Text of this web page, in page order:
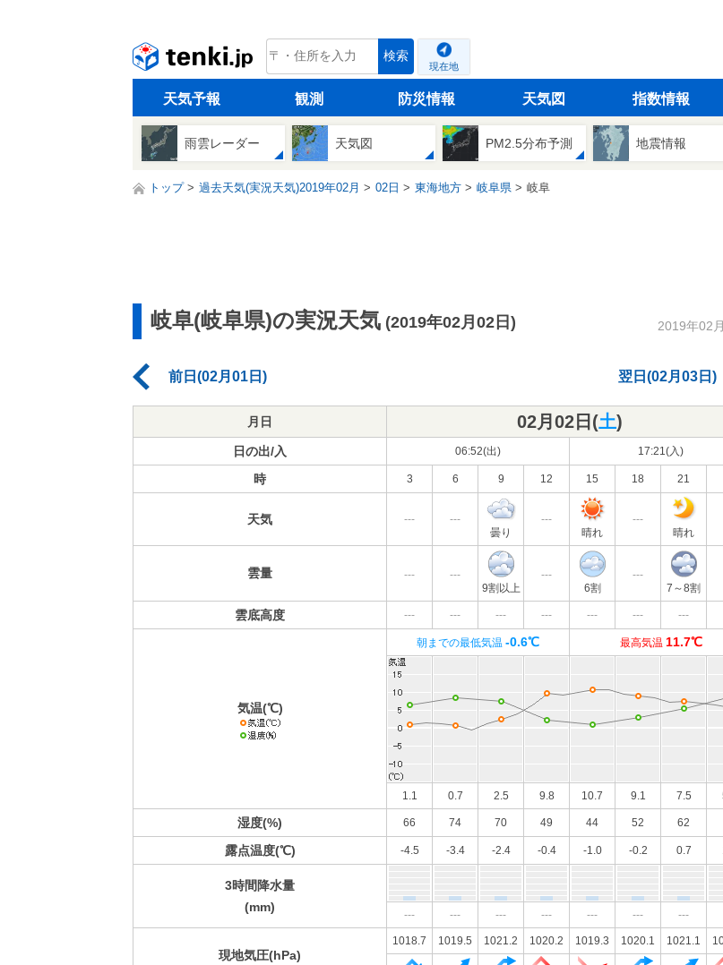
tenki.jp 検索
現在地
天気予報 観測 防災情報 天気図 指数情報
雨雲レーダー 天気図 PM2.5分布予測 地震情報
トップ 過去天気(実況天気)2019年02月 02日 東海地方 岐阜県 岐阜
岐阜(岐阜県)の実況天気 (2019年02月02日) 2019年02
前日(02月01日) 翌日(02月03日)
月日 02月02日(土)
日の出/入 06:52(出) 17:21(入)
時 3 6 9 12 15 18 21
天気 ---
---
曇り
---
晴れ
---
晴れ
雲量 ---
---
9割以上
---
6割
---
7～8割
雲底高度 --- --- --- --- --- --- ---
気温(℃)
朝までの最低気温 -0.6℃ 最高気温 11.7℃
1.1 0.7 2.5 9.8 10.7 9.1 7.5
湿度(%) 66 74 70 49 44 52 62
露点温度(℃) -4.5 -3.4 -2.4 -0.4 -1.0 -0.2 0.7
3時間降水量
(mm)
--- --- --- --- --- --- ---
現地気圧(hPa)
1018.7 1019.5 1021.2 1020.2 1019.3 1020.1 1021.1